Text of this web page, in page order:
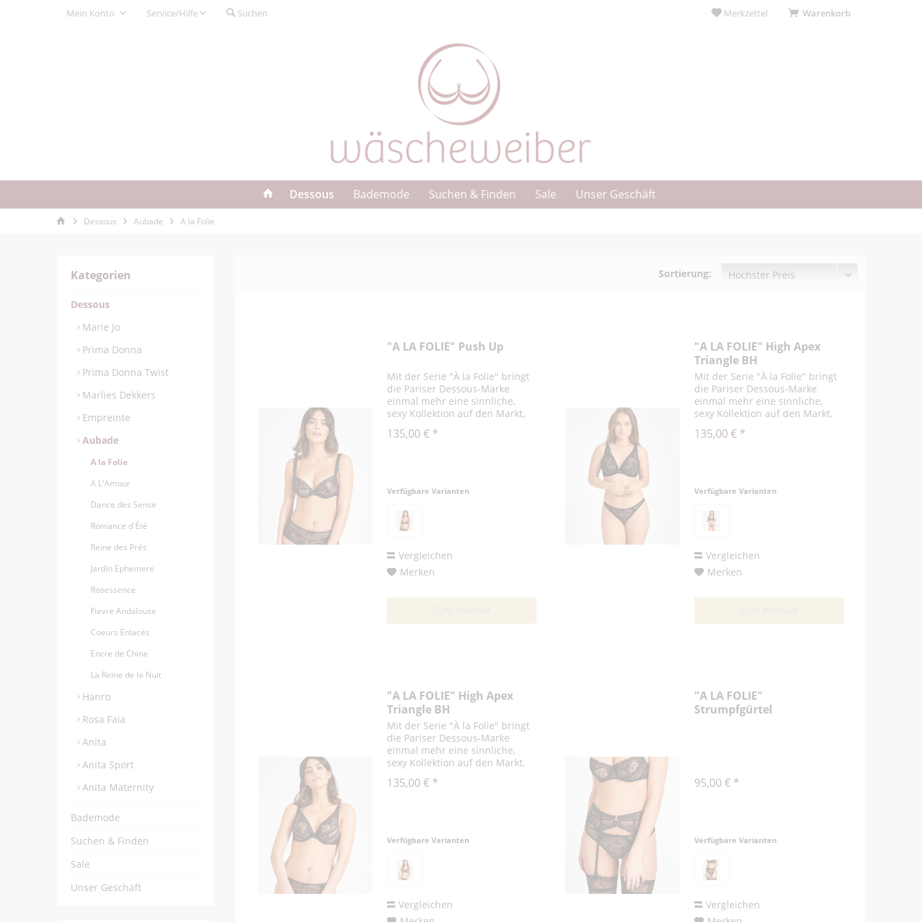
Warenkorb
Merkzettel
Mein Konto Service/Hilfe Suchen
Dessous Bademode Suchen & Finden Sale Unser Geschäft
Dessous Aubade A la Folie
Kategorien
Dessous
Marie Jo
Prima Donna
Prima Donna Twist
Marlies Dekkers
Empreinte
Aubade
A la Folie
A L'Amour
Dance des Sense
Romance d'Été
Reine des Prés
Jardin Ephemere
Rosessence
Fievre Andalouse
Coeurs Enlacés
Encre de Chine
La Reine de la Nuit
Hanro
Rosa Faia
Anita
Anita Sport
Anita Maternity
Bademode
Suchen & Finden
Sale
Unser Geschäft
Sortierung:
"A LA FOLIE" Push Up
Mit der Serie "À la Folie" bringt
die Pariser Dessous-Marke
einmal mehr eine sinnliche,
sexy Kollektion auf den Markt,
unterstreicht und für einen
135,00 € *
Verfügbare Varianten
Vergleichen
Merken
"A LA FOLIE" High Apex
Triangle BH
Mit der Serie "À la Folie" bringt
die Pariser Dessous-Marke
einmal mehr eine sinnliche,
sexy Kollektion auf den Markt,
unterstreicht und für einen
135,00 € *
Verfügbare Varianten
Vergleichen
Merken
"A LA FOLIE" High Apex
Triangle BH
Mit der Serie "À la Folie" bringt
die Pariser Dessous-Marke
einmal mehr eine sinnliche,
sexy Kollektion auf den Markt,
unterstreicht und für einen
135,00 € *
Verfügbare Varianten
Vergleichen
"A LA FOLIE"
Strumpfgürtel
95,00 € *
Verfügbare Varianten
Vergleichen